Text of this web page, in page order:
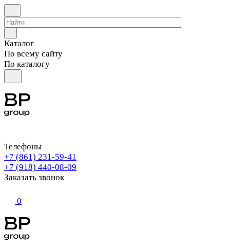
Каталог
По всему сайту
По каталогу
Телефоны
+7 (861) 231-59-41
+7 (918) 440-08-09
Заказать звонок
0